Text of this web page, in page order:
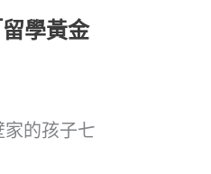
學黃金
的孩子七